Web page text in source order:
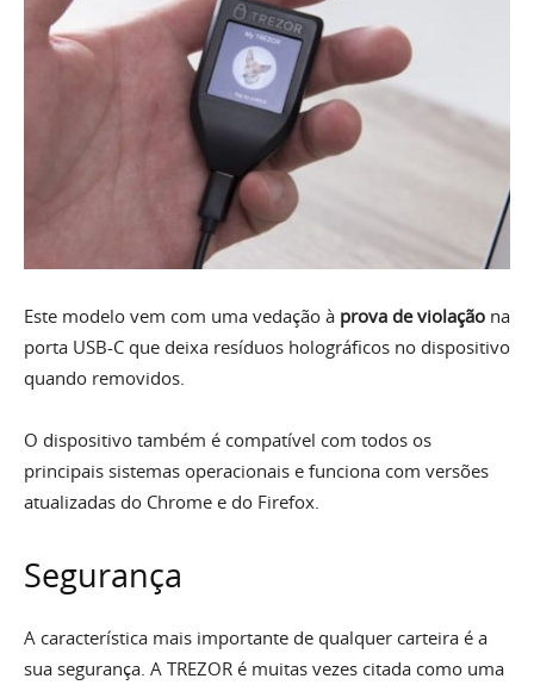
Este modelo vem com uma vedação à prova de violação na
porta USB-C que deixa resíduos holográficos no dispositivo
quando removidos.
O dispositivo também é compatível com todos os
principais sistemas operacionais e funciona com versões
atualizadas do Chrome e do Firefox.
Segurança
A característica mais importante de qualquer carteira é a
sua segurança. A TREZOR é muitas vezes citada como uma